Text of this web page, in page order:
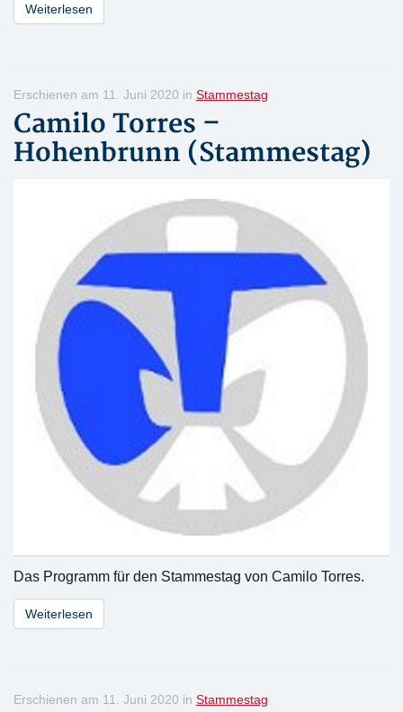
Weiterlesen
Erschienen am 11. Juni 2020 in Stammestag
Camilo Torres –
Hohenbrunn (Stammestag)
Das Programm für den Stammestag von Camilo Torres.
Weiterlesen
Erschienen am 11. Juni 2020 in Stammestag